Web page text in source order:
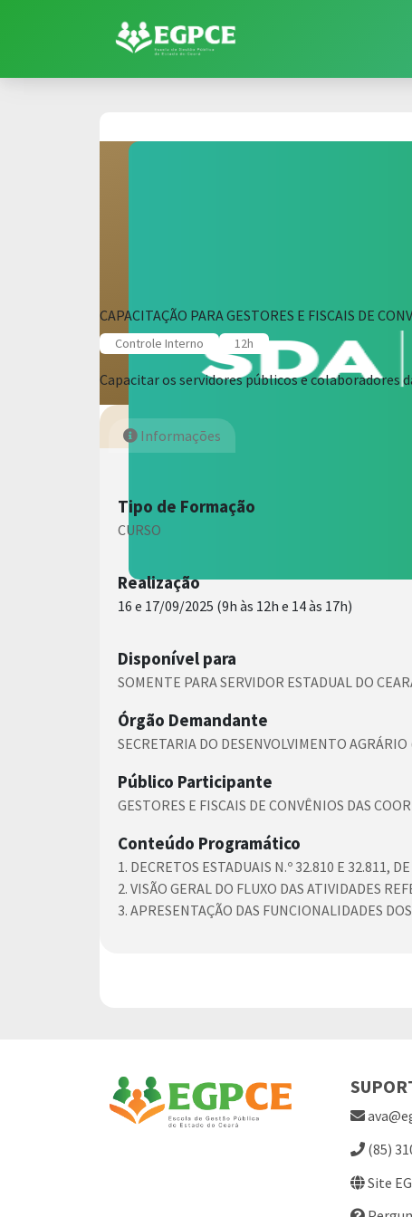
CAPACITAÇÃO PARA GESTORES E FISCAIS DE
Controle Interno 12h
Capacitar os servidores públicos e colaboradores
Informações
Tipo de Formação
CURSO
Realização
16 e 17/09/2025 (9h às 12h e 14 às 17h)
Disponível para
SOMENTE PARA SERVIDOR ESTADUAL DO
Órgão Demandante
SECRETARIA DO DESENVOLVIMENTO AGRÁRIO
Público Participante
GESTORES E FISCAIS DE CONVÊNIOS DAS
Conteúdo Programático
1. DECRETOS ESTADUAIS N.º 32.810 E 32.811,
2. VISÃO GERAL DO FLUXO DAS ATIVIDADES
3. APRESENTAÇÃO DAS FUNCIONALIDADES
(85)
Site